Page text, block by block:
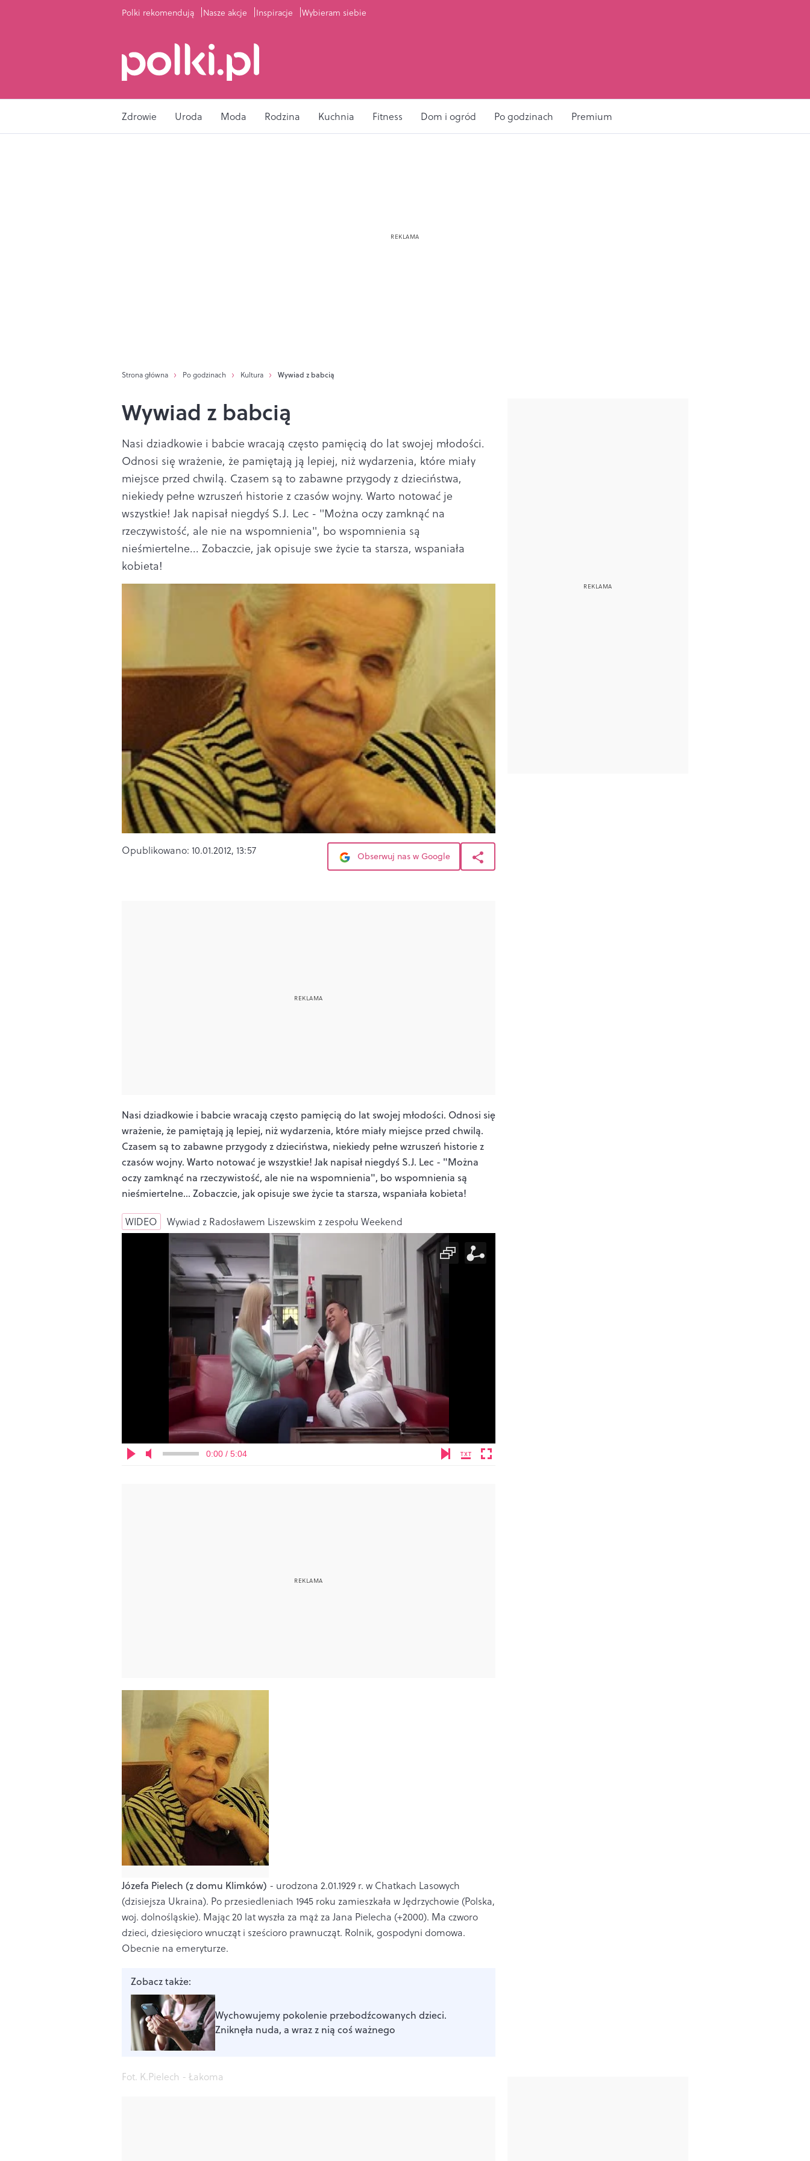
Polki rekomendują Nasze akcje Inspiracje Wybieram siebie
Zdrowie Uroda Moda Rodzina Kuchnia Fitness Dom i ogród Po godzinach Premium
Strona główna Po godzinach Kultura Wywiad z babcią
Wywiad z babcią
Nasi dziadkowie i babcie wracają często pamięcią do lat swojej młodości.
Odnosi się wrażenie, że pamiętają ją lepiej, niż wydarzenia, które miały
miejsce przed chwilą. Czasem są to zabawne przygody z dzieciństwa,
niekiedy pełne wzruszeń historie z czasów wojny. Warto notować je
wszystkie! Jak napisał niegdyś S.J. Lec - "Można oczy zamknąć na
rzeczywistość, ale nie na wspomnienia", bo wspomnienia są
nieśmiertelne... Zobaczcie, jak opisuje swe życie ta starsza, wspaniała
kobieta!
Opublikowano: 10.01.2012, 13:57 Obserwuj nas w Google
Nasi dziadkowie i babcie wracają często pamięcią do lat swojej młodości. Odnosi się
wrażenie, że pamiętają ją lepiej, niż wydarzenia, które miały miejsce przed chwilą.
Czasem są to zabawne przygody z dzieciństwa, niekiedy pełne wzruszeń historie z
czasów wojny. Warto notować je wszystkie! Jak napisał niegdyś S.J. Lec - "Można
oczy zamknąć na rzeczywistość, ale nie na wspomnienia", bo wspomnienia są
nieśmiertelne... Zobaczcie, jak opisuje swe życie ta starsza, wspaniała kobieta!
WIDEO Wywiad z Radosławem Liszewskim z zespołu Weekend
0:00 / 5:04
Józefa Pielech (z domu Klimków) - urodzona 2.01.1929 r. w Chatkach Lasowych
(dzisiejsza Ukraina). Po przesiedleniach 1945 roku zamieszkała w Jędrzychowie (Polska,
woj. dolnośląskie). Mając 20 lat wyszła za mąż za Jana Pielecha (+2000). Ma czworo
dzieci, dziesięcioro wnucząt i sześcioro prawnucząt. Rolnik, gospodyni domowa.
Obecnie na emeryturze.
Zobacz także:
Wychowujemy pokolenie przebodźcowanych dzieci.
Zniknęła nuda, a wraz z nią coś ważnego
Fot. K.Pielech - Łakoma